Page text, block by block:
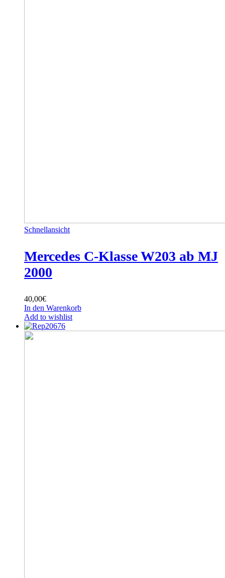
Schnellansicht
Mercedes C-Klasse W203 ab MJ
2000
40,00€
In den Warenkorb
Add to wishlist